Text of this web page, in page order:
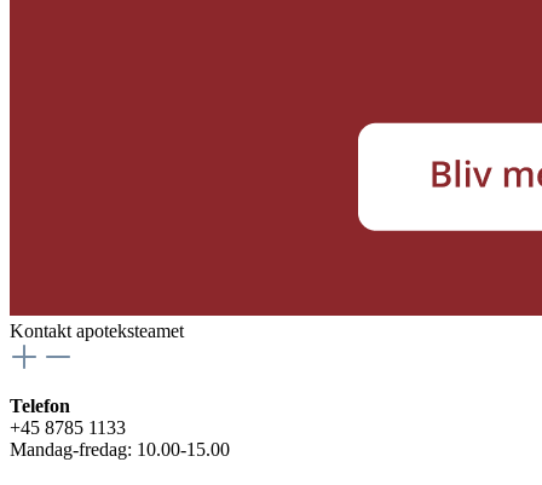
Kontakt apoteksteamet
Telefon
+45 8785 1133
Mandag-fredag: 10.00-15.00